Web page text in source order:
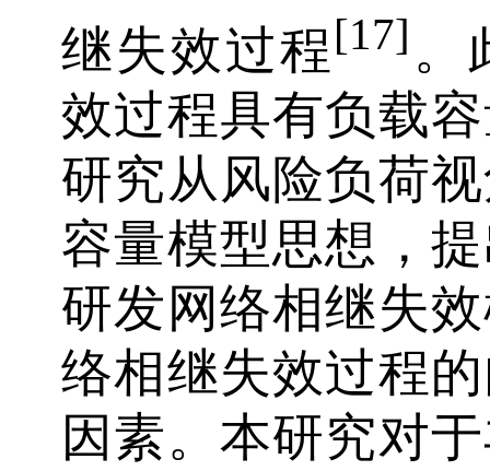
继失效过程[17] 。
效过程具有负载
研究从风险负荷
容量模型思想，
研发网络相继失
络相继失效过程
因素。本研究对